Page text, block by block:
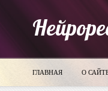
ГЛАВНАЯ О